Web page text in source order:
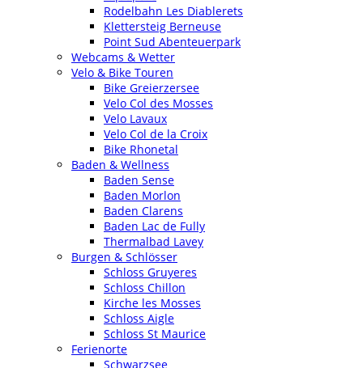
Rodelbahn Les Diablerets
Klettersteig Berneuse
Point Sud Abenteuerpark
Webcams & Wetter
Velo & Bike Touren
Bike Greierzersee
Velo Col des Mosses
Velo Lavaux
Velo Col de la Croix
Bike Rhonetal
Baden & Wellness
Baden Sense
Baden Morlon
Baden Clarens
Baden Lac de Fully
Thermalbad Lavey
Burgen & Schlösser
Schloss Gruyeres
Schloss Chillon
Kirche les Mosses
Schloss Aigle
Schloss St Maurice
Ferienorte
Schwarzsee